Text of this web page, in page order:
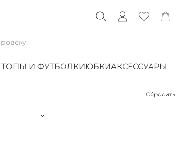
ТОПЫ И ФУТБОЛКИЮБКИАКСЕССУАРЫ
Сбросить